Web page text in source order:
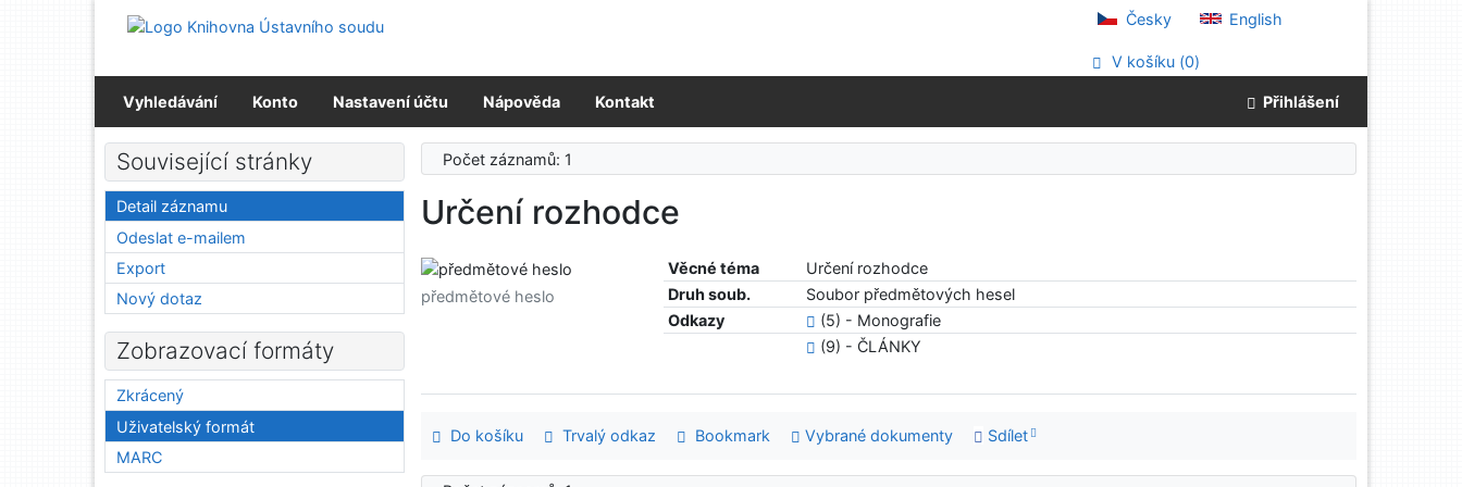
Přejít na menu
Česky English
V košíku (0)
Vyhledávání Konto Nastavení účtu Nápověda Kontakt Přihlášení
Počet záznamů: 1
Určení rozhodce
Věcné téma
Určení rozhodce
Druh soub.
Soubor předmětových hesel
Odkazy
(5) - Monografie
(9) - ČLÁNKY
předmětové heslo
Do košíku Trvalý odkaz Bookmark Vybrané dokumenty Sdílet
Související stránky
Detail záznamu
Odeslat e-mailem
Export
Nový dotaz
Zobrazovací formáty
Zkrácený
Uživatelský formát
MARC